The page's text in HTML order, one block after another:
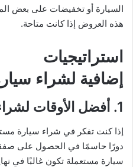
السيارة أو تخفيضات على بعض
هذه العروض إذا كانت متاحة.
استراتيجيات
إضافية لشراء
1. أفضل الأوقات لشراء سيارة مستعملة
إذا كنت تفكر في شراء سيارة
دورًا حاسمًا في الحصول على
سيارة مستعملة تكون غالبًا في